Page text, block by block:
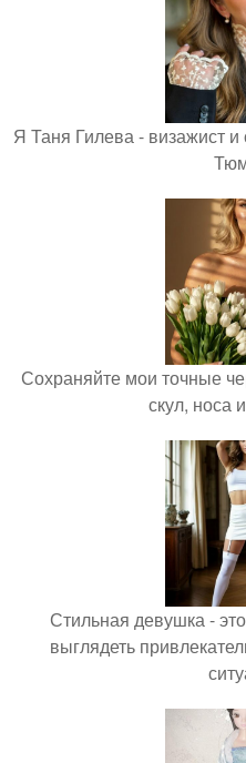
Я Таня Гилева - визажист и
Сохраняйте мои точные
скул, носа
Стильная девушка -
выглядеть